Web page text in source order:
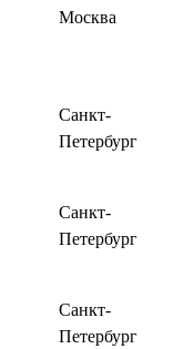
Москва
Санкт-
Петербург
Санкт-
Петербург
Санкт-
Петербург